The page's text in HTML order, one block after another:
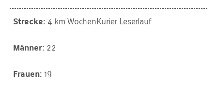
4 km WochenKurier Leserlauf
22
19